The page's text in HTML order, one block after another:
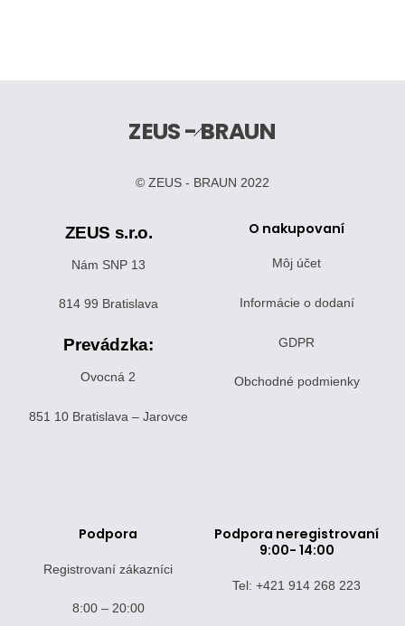
Back
ZEUS - BRAUN
© ZEUS - BRAUN 2022
ZEUS s.r.o.
Nám SNP 13
814 99 Bratislava
Prevádzka:
Ovocná 2
851 10 Bratislava – Jarovce
O nakupovaní
Môj účet
Informácie o dodaní
GDPR
Obchodné podmienky
Podpora
Registrovaní zákazníci
8:00 – 20:00
Podpora neregistrovaní
9:00- 14:00
Tel: +421 914 268 223